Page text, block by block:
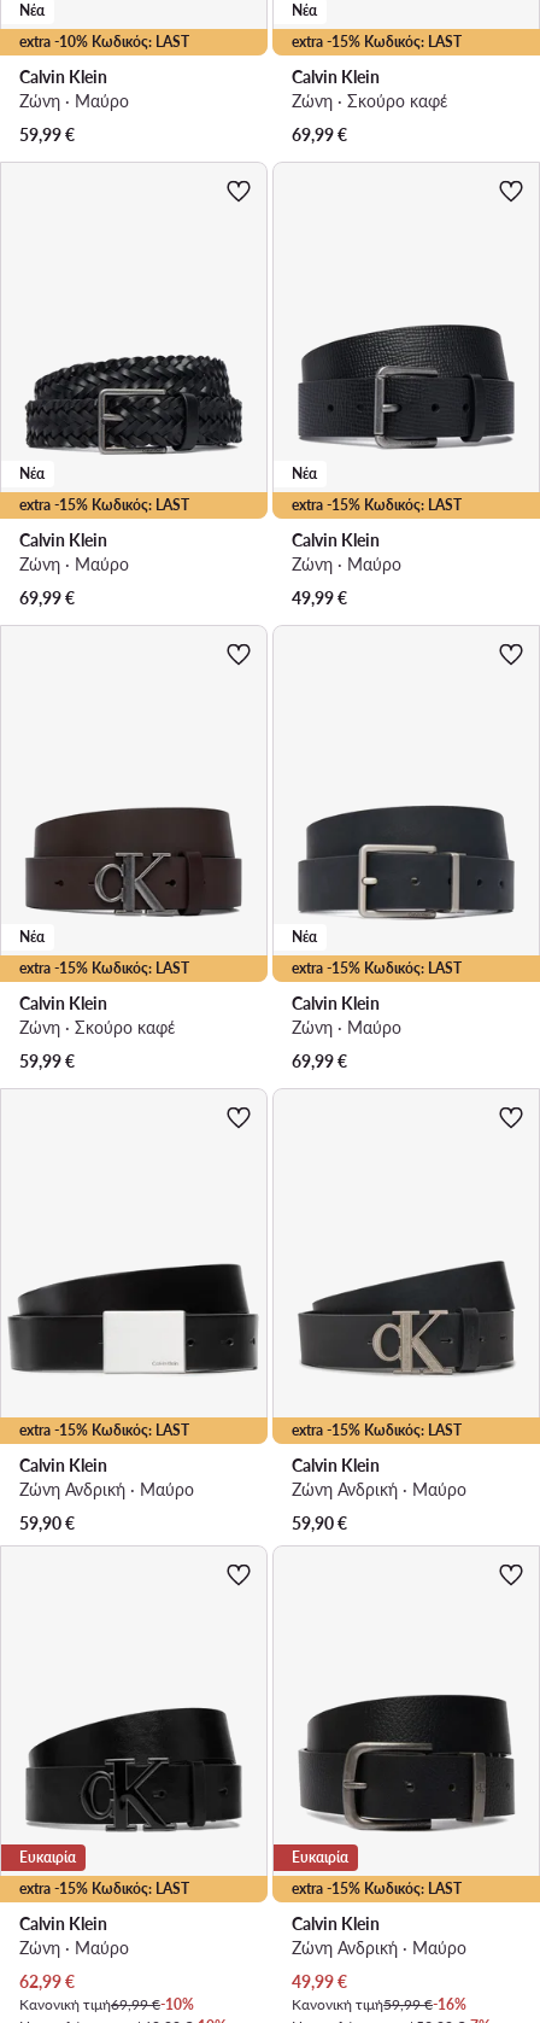
extra -10% Κωδικός: LAST
Νέα
Calvin Klein
Ζώνη · Μαύρο
59,99€
extra -15% Κωδικός: LAST
Νέα
Calvin Klein
Ζώνη · Σκούρο καφέ
69,99€
extra -15% Κωδικός: LAST
Νέα
Calvin Klein
Ζώνη · Μαύρο
69,99€
extra -15% Κωδικός: LAST
Νέα
Calvin Klein
Ζώνη · Μαύρο
49,99€
extra -15% Κωδικός: LAST
Νέα
Calvin Klein
Ζώνη · Σκούρο καφέ
59,99€
extra -15% Κωδικός: LAST
Νέα
Calvin Klein
Ζώνη · Μαύρο
69,99€
extra -15% Κωδικός: LAST
Calvin Klein
Ζώνη Ανδρική · Μαύρο
59,90€
extra -15% Κωδικός: LAST
Calvin Klein
Ζώνη Ανδρική · Μαύρο
59,90€
extra -15% Κωδικός: LAST
Ευκαιρία
Calvin Klein
Ζώνη · Μαύρο
Τρέχουσα τιμή
62,99€
Κανονική τιμή69,99 €-10%
extra -15% Κωδικός: LAST
Ευκαιρία
Calvin Klein
Ζώνη Ανδρική · Μαύρο
Τρέχουσα τιμή
49,99€
Κανονική τιμή59,99 €-16%